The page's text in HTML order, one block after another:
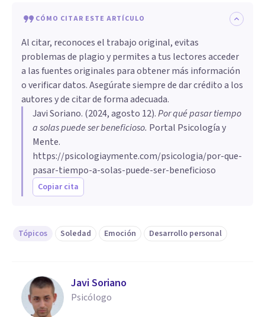
CÓMO CITAR ESTE ARTÍCULO
Al citar, reconoces el trabajo original, evitas
problemas de plagio y permites a tus lectores acceder
a las fuentes originales para obtener más información
o verificar datos. Asegúrate siempre de dar crédito a los
autores y de citar de forma adecuada.
Javi Soriano. (2024, agosto 12).Por qué pasar tiempo
a solas puede ser beneficioso. Portal Psicología y
Mente.
https://psicologiaymente.com/psicologia/por-que-
pasar-tiempo-a-solas-puede-ser-beneficioso
Copiar cita
Tópicos Soledad Emoción Desarrollo personal
Javi Soriano
Psicólogo